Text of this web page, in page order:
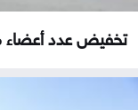
تخفيض عدد أعضاء